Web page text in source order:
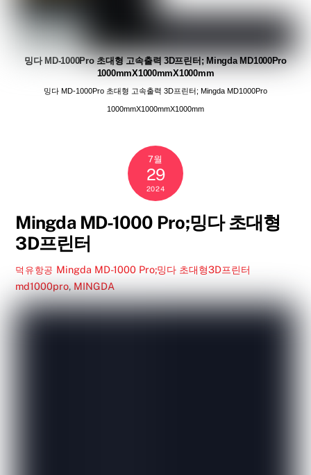
밍다 MD-1000Pro 초대형 고속출력 3D프린터; Mingda MD1000Pro
1000mmX1000mmX1000mm
밍다 MD-1000Pro 초대형 고속출력 3D프린터; Mingda MD1000Pro
1000mmX1000mmX1000mm
7월
29
2024
Mingda MD-1000 Pro;밍다 초대형
3D프린터
덕유항공 Mingda MD-1000 Pro;밍다 초대형3D프린터
md1000pro, MINGDA